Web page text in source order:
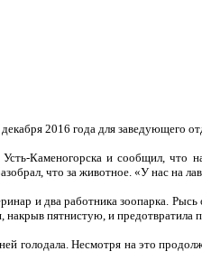
2016 года для заведующего
Каменогорска и сообщил,
что за животное. «У нас на
и два работника зоопарка.
накрыв пятнистую, и
голодала. Несмотря на это